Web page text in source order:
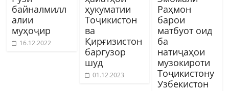
байналмилл
алии
муҳоҷир
16.12.2022
ҳукуматии
Тоҷикистон
ва
Қирғизистон
баргузор
шуд
01.12.2023
Раҳмон
барои
матбуот оид
ба
натиҷаҳои
музокироти
Тоҷикистону
Узбекистон